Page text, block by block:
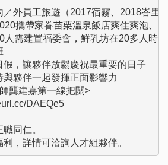
／外員工旅遊（2017宿霧、2018峇里
攜帶家眷苗栗溫泉飯店爽住爽泡、
人需建置福委會，鮮乳坊在20多人時
假，讓夥伴放鬆慶祝最重要的日子
與夥伴一起發揮正面影響力
龔建嘉第一線把關>
DAEQe5
同仁。
，詳情可洽詢人才組夥伴。